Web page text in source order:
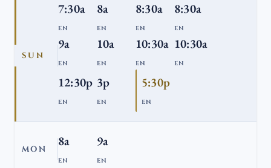
SUN
7:30a
EN
8a
EN
8:30a
EN
8:30a
EN
9a
EN
10a
EN
10:30a
EN
10:30a
EN
12:30p
EN
3p
EN
5:30p
EN
MON
8a
EN
9a
EN